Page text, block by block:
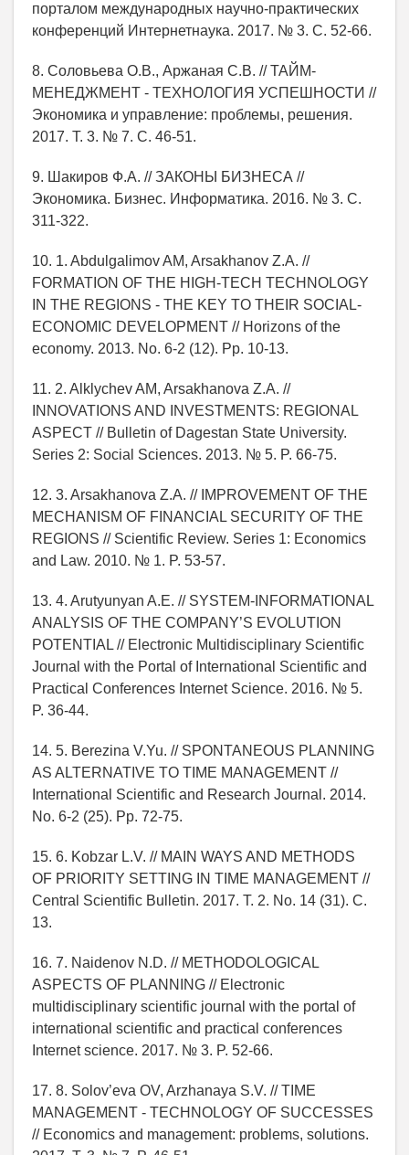
порталом международных научно-практических
конференций Интернетнаука. 2017. № 3. С. 52-66.
8. Соловьева О.В., Аржаная С.В. // ТАЙМ-
МЕНЕДЖМЕНТ - ТЕХНОЛОГИЯ УСПЕШНОСТИ //
Экономика и управление: проблемы, решения.
2017. Т. 3. № 7. С. 46-51.
9. Шакиров Ф.А. // ЗАКОНЫ БИЗНЕСА //
Экономика. Бизнес. Информатика. 2016. № 3. С.
311-322.
10. 1. Abdulgalimov AM, Arsakhanov Z.A. //
FORMATION OF THE HIGH-TECH TECHNOLOGY
IN THE REGIONS - THE KEY TO THEIR SOCIAL-
ECONOMIC DEVELOPMENT // Horizons of the
economy. 2013. No. 6-2 (12). Pp. 10-13.
11. 2. Alklychev AM, Arsakhanova Z.A. //
INNOVATIONS AND INVESTMENTS: REGIONAL
ASPECT // Bulletin of Dagestan State University.
Series 2: Social Sciences. 2013. № 5. P. 66-75.
12. 3. Arsakhanova Z.A. // IMPROVEMENT OF THE
MECHANISM OF FINANCIAL SECURITY OF THE
REGIONS // Scientific Review. Series 1: Economics
and Law. 2010. № 1. P. 53-57.
13. 4. Arutyunyan A.E. // SYSTEM-INFORMATIONAL
ANALYSIS OF THE COMPANY’S EVOLUTION
POTENTIAL // Electronic Multidisciplinary Scientific
Journal with the Portal of International Scientific and
Practical Conferences Internet Science. 2016. № 5.
P. 36-44.
14. 5. Berezina V.Yu. // SPONTANEOUS PLANNING
AS ALTERNATIVE TO TIME MANAGEMENT //
International Scientific and Research Journal. 2014.
No. 6-2 (25). Pp. 72-75.
15. 6. Kobzar L.V. // MAIN WAYS AND METHODS
OF PRIORITY SETTING IN TIME MANAGEMENT //
Central Scientific Bulletin. 2017. T. 2. No. 14 (31). C.
13.
16. 7. Naidenov N.D. // METHODOLOGICAL
ASPECTS OF PLANNING // Electronic
multidisciplinary scientific journal with the portal of
international scientific and practical conferences
Internet science. 2017. № 3. P. 52-66.
17. 8. Solov’eva OV, Arzhanaya S.V. // TIME
MANAGEMENT - TECHNOLOGY OF SUCCESSES
// Economics and management: problems, solutions.